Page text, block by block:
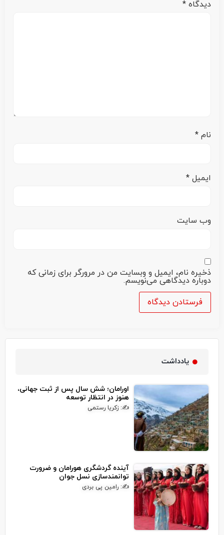
دیدگاه *
نام *
ایمیل *
وب‌ سایت
ذخیره نام، ایمیل و وبسایت من در مرورگر برای زمانی که
دوباره دیدگاهی می‌نویسم.
یادداشت
اورامان؛ شش سال پس از ثبت جهانی،
هنوز در انتظار توسعه
✍: زکریا رستمی
آینده گردشگری هورامان و ضرورت
توانمندسازی نسل جوان
✍: رامین پی بردی